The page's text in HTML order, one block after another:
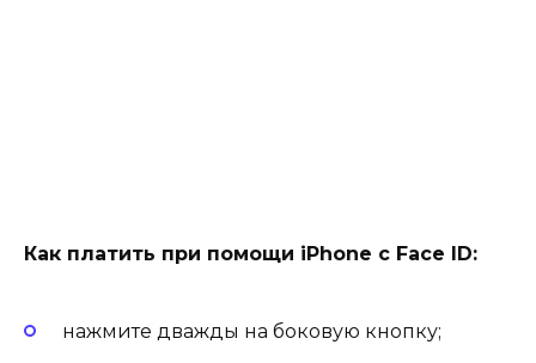
Как платить при помощи iPhone с Face ID:
нажмите дважды на боковую кнопку;